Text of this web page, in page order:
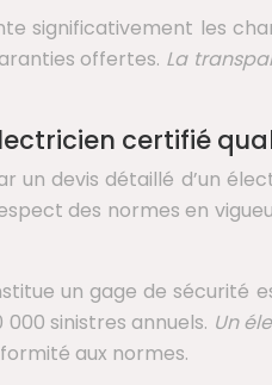
significativement les
offertes. La
certifié
un devis détaillé d’un
des normes en
un gage de
sinistres annuels. Un
aux normes.